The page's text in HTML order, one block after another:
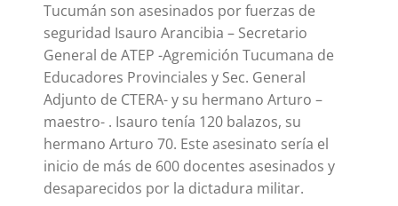
Tucumán son asesinados por fuerzas de
seguridad Isauro Arancibia – Secretario
General de ATEP -Agremición Tucumana de
Educadores Provinciales y Sec. General
Adjunto de CTERA- y su hermano Arturo –
maestro- . Isauro tenía 120 balazos, su
hermano Arturo 70. Este asesinato sería el
inicio de más de 600 docentes asesinados y
desaparecidos por la dictadura militar.